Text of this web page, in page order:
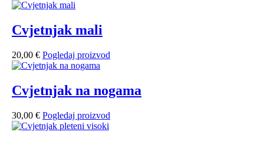
Cvjetnjak mali
20,00 € Pogledaj proizvod
Cvjetnjak na nogama
30,00 € Pogledaj proizvod